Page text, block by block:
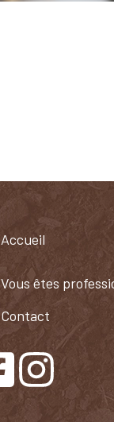
Accueil
Vous êtes
Contact